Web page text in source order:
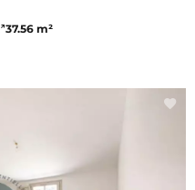
37.56 m²